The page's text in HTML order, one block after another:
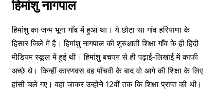
हिमांशु नागपाल
हिमांशु का जन्म भूना गाँव में हुआ था। ये छोटा सा गांव हरियाणा के
हिसार जिले में है। हिमांशु नागपाल की शुरुआती शिक्षा गाँव के ही हिंदी
मीडियम स्कूल में हुई थी। हिमांशु बचपन से ही पढ़ाई-लिखाई में काफी
अच्छे थे। किन्हीं कारणवस वह पाँचवी के बाद वो आगे की शिक्षा के लिए
हांसी चले गए। वहां जाकर उन्होंने 12वीं तक कि शिक्षा प्राप्त की थी।